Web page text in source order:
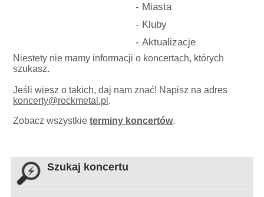
- Miasta
- Kluby
- Aktualizacje
Niestety nie mamy informacji o koncertach, których
szukasz.
Jeśli wiesz o takich, daj nam znać! Napisz na adres
koncerty@rockmetal.pl .
Zobacz wszystkieterminy koncertów.
Szukaj koncertu